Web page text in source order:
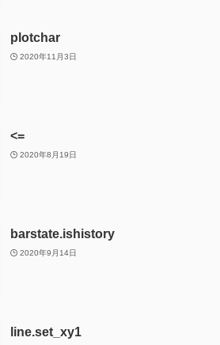
plotchar
2020年11月3日
<=
2020年8月19日
barstate.ishistory
2020年9月14日
line.set_xy1